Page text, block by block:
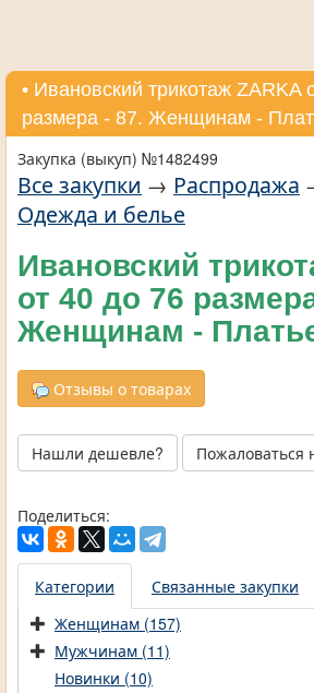
• Ивановский трикотаж ZARKA
размера - 87. Женщинам -
Закупка (выкуп) №1482499
Все закупки → Распродажа
Одежда и белье
Ивановский
от 40 до 76
Женщинам -
Отзывы о товарах
Нашли дешевле? Пожаловаться
Поделиться:
Категории
Связанные закупки
Женщинам (157)
Мужчинам (11)
Новинки (10)